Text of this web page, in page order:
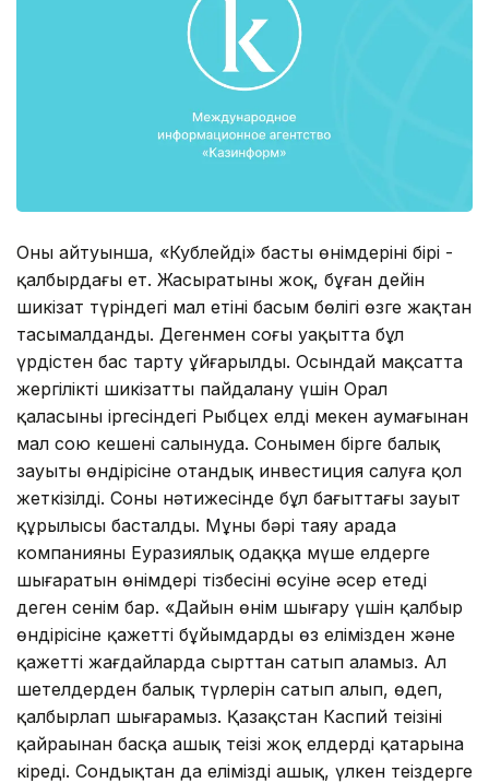
Оның айтуынша, «Кублейдің» басты өнімдерінің бірі -
қалбырдағы ет. Жасыратыны жоқ, бұған дейін
шикізат түріндегі мал етінің басым бөлігі өзге жақтан
тасымалданды. Дегенмен соңғы уақытта бұл
үрдістен бас тарту ұйғарылды. Осындай мақсатта
жергілікті шикізатты пайдалану үшін Орал
қаласының іргесіндегі Рыбцех елді мекен аумағынан
мал сою кешені салынуда. Сонымен бірге балық
зауыты өндірісіне отандық инвестиция салуға қол
жеткізілді. Соның нәтижесінде бұл бағыттағы зауыт
құрылысы басталды. Мұның бәрі таяу арада
компанияның Еуразиялық одаққа мүше елдерге
шығаратын өнімдері тізбесінің өсуіне әсер етеді
деген сенім бар. «Дайын өнім шығару үшін қалбыр
өндірісіне қажетті бұйымдарды өз елімізден және
қажетті жағдайларда сырттан сатып аламыз. Ал
шетелдерден балық түрлерін сатып алып, өңдеп,
қалбырлап шығарамыз. Қазақстан Каспий теңізінің
қайраңынан басқа ашық теңізі жоқ елдердің қатарына
кіреді. Сондықтан да еліміздің ашық, үлкен теңіздерге